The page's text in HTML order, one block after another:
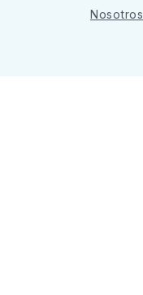
Nosotros